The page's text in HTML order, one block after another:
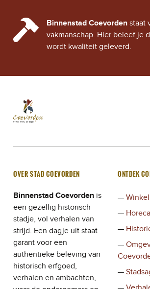
CINDY CITY HALL Binnenstad Coevordenstaat
vakmanschap. Hier beleef je
wordt kwaliteit geleverd.
Stad Coevorden
STAD VAN STRIJD
OVER STAD COEVORDEN
Binnenstad Coevordenis
een gezellig historisch
stadje, vol verhalen van
strijd. Een dagje uit staat
garant voor een
authentieke beleving van
historisch erfgoed,
verhalen en ambachten,
ONTDEK
Horeca